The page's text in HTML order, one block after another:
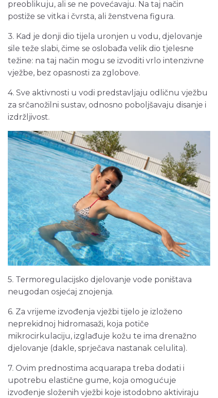
preoblikuju, ali se ne povećavaju. Na taj način
postiže se vitka i čvrsta, ali ženstvena figura.
3. Kad je donji dio tijela uronjen u vodu, djelovanje
sile teže slabi, čime se oslobađa velik dio tjelesne
težine: na taj način mogu se izvoditi vrlo intenzivne
vježbe, bez opasnosti za zglobove.
4. Sve aktivnosti u vodi predstavljaju odličnu vježbu
za srčanožilni sustav, odnosno poboljšavaju disanje i
izdržljivost.
5. Termoregulacijsko djelovanje vode poništava
neugodan osjećaj znojenja.
6. Za vrijeme izvođenja vježbi tijelo je izloženo
neprekidnoj hidromasaži, koja potiče
mikrocirkulaciju, izglađuje kožu te ima drenažno
djelovanje (dakle, sprječava nastanak celulita).
7. Ovim prednostima acquarapa treba dodati i
upotrebu elastične gume, koja omogućuje
izvođenje složenih vježbi koje istodobno aktiviraju